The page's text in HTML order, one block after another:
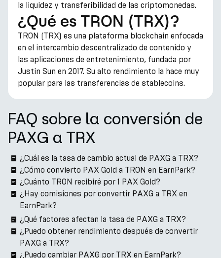
la liquidez y transferibilidad de las criptomonedas.
¿Qué es TRON (TRX)?
TRON (TRX) es una plataforma blockchain enfocada
en el intercambio descentralizado de contenido y
las aplicaciones de entretenimiento, fundada por
Justin Sun en 2017. Su alto rendimiento la hace muy
popular para las transferencias de stablecoins.
FAQ sobre la conversión de
PAXG a TRX
¿Cuál es la tasa de cambio actual de PAXG a TRX?
¿Cómo convierto PAX Gold a TRON en EarnPark?
¿Cuánto TRON recibiré por 1 PAX Gold?
¿Hay comisiones por convertir PAXG a TRX en
EarnPark?
¿Qué factores afectan la tasa de PAXG a TRX?
¿Puedo obtener rendimiento después de convertir
PAXG a TRX?
¿Puedo cambiar PAXG por TRX en EarnPark?